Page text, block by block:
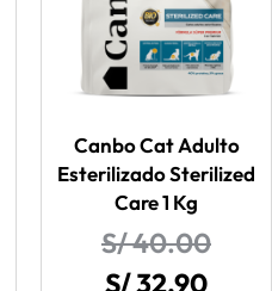
Canbo Cat Adulto
Esterilizado Sterilized
Care 1 Kg
S/40.00
S/32.90